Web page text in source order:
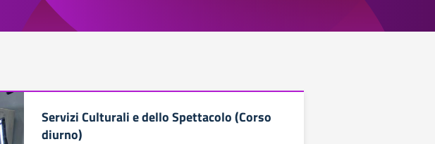
Servizi Culturali e dello Spettacolo (Corso
diurno)